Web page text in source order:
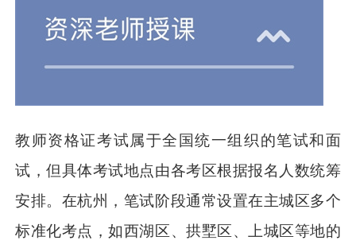
教师资格证考试属于全国统一组织的笔试和面
试，但具体考试地点由各考区根据报名人数统筹
安排。在杭州，笔试阶段通常设置在主城区多个
标准化考点，如西湖区、拱墅区、上城区等地的